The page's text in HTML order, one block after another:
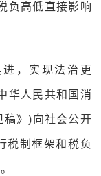
负高低直接影响
，实现法治更
华人民共和国消
稿》)向社会公开
税制框架和税负